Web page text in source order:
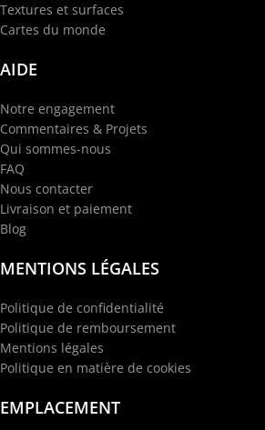
Textures et surfaces
Cartes du monde
AIDE
Notre engagement
Commentaires & Projets
Qui sommes-nous
FAQ
Nous contacter
Livraison et paiement
Blog
MENTIONS LÉGALES
Politique de confidentialité
Politique de remboursement
Mentions légales
Politique en matière de cookies
EMPLACEMENT